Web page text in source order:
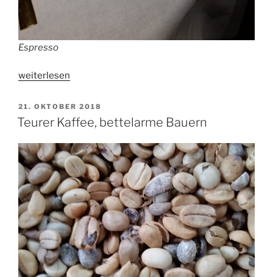
Espresso
„Nestlé
in
Deutschland
Starbucks-
Kaffee
noch
mehr
Geld
verdienen“
weiterlesen
VERÖFFENTLICHT
AM
21. OKTOBER 2018
Teurer Kaffee, bettelarme Bauern